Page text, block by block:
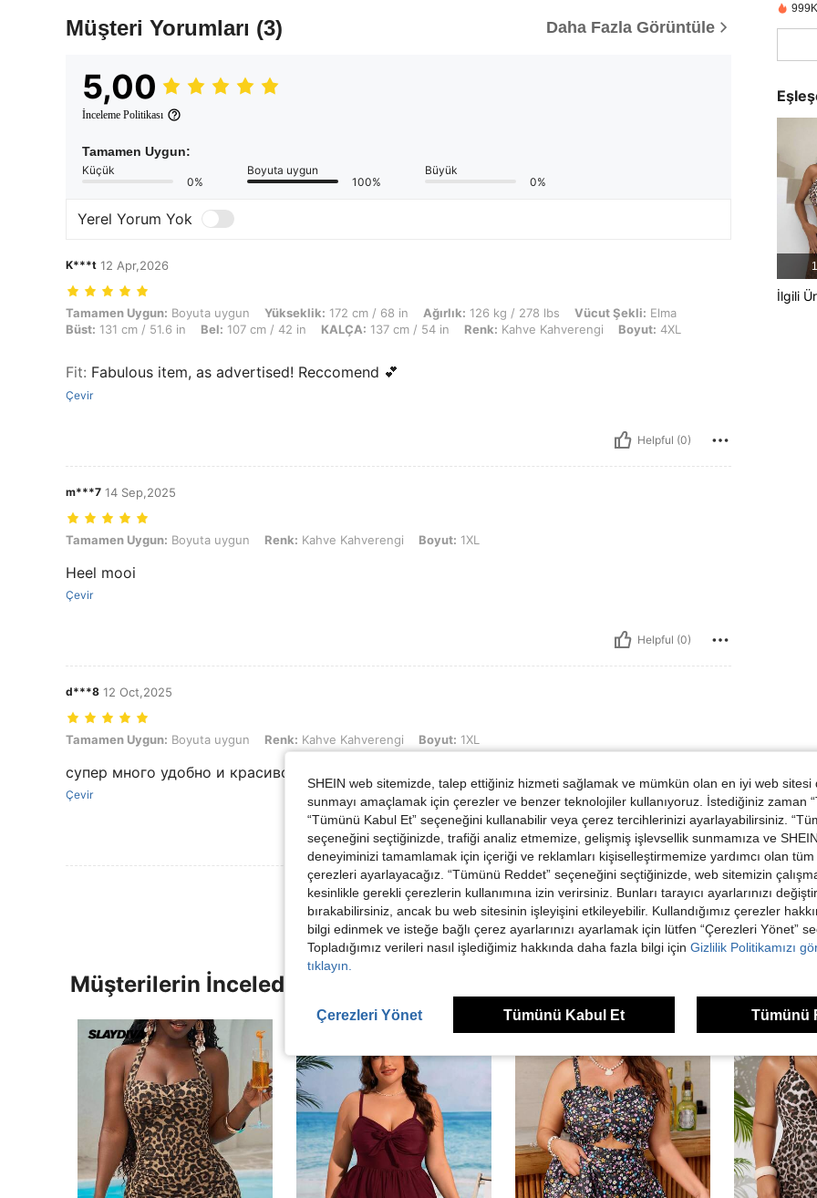
Müşteri Yorumları (3) Daha Fazla Görüntüle
5,00
İnceleme Politikası
Tamamen Uygun:
Küçük
0%
Boyuta uygun
100%
Büyük
0%
Yerel Yorum Yok
K***t 12 Apr,2026
Tamamen Uygun: Boyuta uygun, Yükseklik: 172 cm / 68 in, Ağırlık: 126 kg / 278 lbs, Vücut Şekli: Elma, Büst: 131 cm / 51.6 in, Bel: 107 cm / 42 in,
Tamamen Uygun: Boyuta uygun Yükseklik: 172 cm / 68 in Ağırlık: 126 kg / 278 lbs Vücut Şekli: Elma
Büst: 131 cm / 51.6 in Bel: 107 cm / 42 in KALÇA: 137 cm / 54 in Renk: Kahve Kahverengi Boyut: 4XL
Fit: Fabulous item, as advertised! Reccomend 💕
Çevir
Helpful (0)
m***7 14 Sep,2025
Tamamen Uygun: Boyuta uygun, Renk: Kahve Kahverengi, Boyut: 1XL
Tamamen Uygun: Boyuta uygun Renk: Kahve Kahverengi Boyut: 1XL
Heel mooi
Çevir
Helpful (0)
d***8 12 Oct,2025
Tamamen Uygun: Boyuta uygun, Renk: Kahve Kahverengi, Boyut: 1XL
Tamamen Uygun: Boyuta uygun Renk: Kahve Kahverengi Boyut: 1XL
супер много удобно и красиво
Çevir
Helpful (0)
İlgili
Müşterilerin İncelediği Diğer Ürünler
SHEIN web sitemizde, talep ettiğiniz hizmeti sağlamak ve mümkün olan en iyi web sitesi
sunmayı amaçlamak için çerezler ve benzer teknolojiler kullanıyoruz. İstediğiniz zaman
“Tümünü Kabul Et” seçeneğini kullanabilir veya çerez tercihlerinizi ayarlayabilirsiniz.
seçeneğini seçtiğinizde, trafiği analiz etmemize, gelişmiş işlevsellik sunmamıza ve
deneyiminizi tamamlamak için içeriği ve reklamları kişiselleştirmemize yardımcı olan tüm
çerezleri ayarlayacağız. “Tümünü Reddet” seçeneğini seçtiğinizde, web sitemizin
kesinlikle gerekli çerezlerin kullanımına izin verirsiniz. Bunları tarayıcı ayarlarınızı
bırakabilirsiniz, ancak bu web sitesinin işleyişini etkileyebilir. Kullandığımız çerezler
bilgi edinmek ve isteğe bağlı çerez ayarlarınızı ayarlamak için lütfen “Çerezleri Yönet”
Topladığımız verileri nasıl işlediğimiz hakkında daha fazla bilgi için Gizlilik Politikamızı
tıklayın.
Çerezleri Yönet Tümünü Kabul Et Tümünü